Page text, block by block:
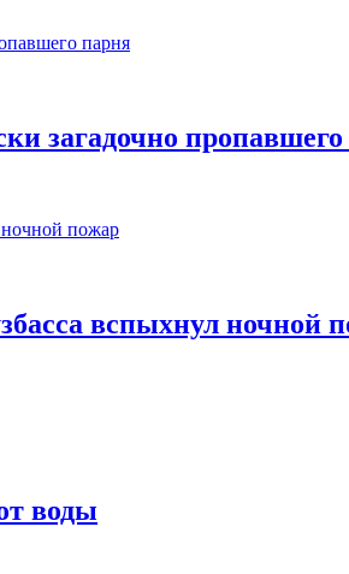
загадочно
вспыхнул ночной
воды